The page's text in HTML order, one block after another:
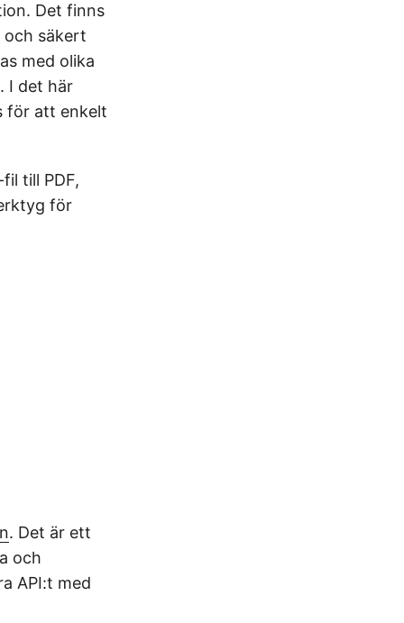
Det finns
och säkert
med olika
I det här
för att enkelt
till PDF,
för
. Det är ett
och
API:t med